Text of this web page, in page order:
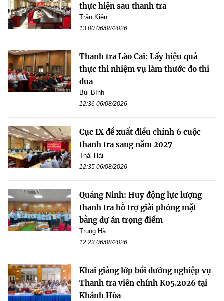
thực hiện sau thanh tra
Trần Kiên
13:00 06/08/2026
Thanh tra Lào Cai: Lấy hiệu quả
thực thi nhiệm vụ làm thước đo thi
đua
Bùi Bình
12:36 06/08/2026
Cục IX đề xuất điều chỉnh 6 cuộc
thanh tra sang năm 2027
Thái Hải
12:35 06/08/2026
Quảng Ninh: Huy động lực lượng
thanh tra hỗ trợ giải phóng mặt
bằng dự án trọng điểm
Trung Hà
12:23 06/08/2026
Khai giảng lớp bồi dưỡng nghiệp vụ
Thanh tra viên chính K05.2026 tại
Khánh Hòa